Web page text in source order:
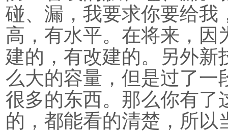
碰、漏，我要求你要给我
高，有水平。在将来，因
建的，有改建的。另外新
么大的容量，但是过了一
很多的东西。那么你有了
的，都能看的清楚，所